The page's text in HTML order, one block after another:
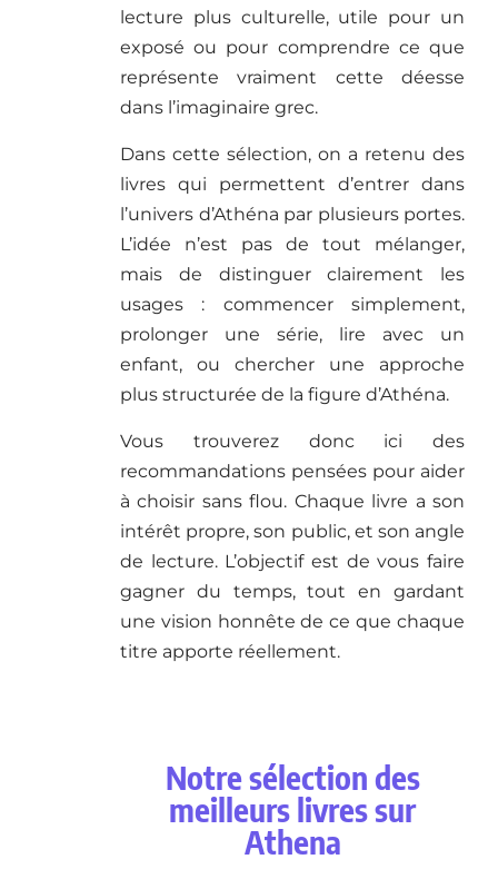
lecture plus culturelle, utile pour un
exposé ou pour comprendre ce que
représente vraiment cette déesse
dans l’imaginaire grec.
Dans cette sélection, on a retenu des
livres qui permettent d’entrer dans
l’univers d’Athéna par plusieurs portes.
L’idée n’est pas de tout mélanger,
mais de distinguer clairement les
usages : commencer simplement,
prolonger une série, lire avec un
enfant, ou chercher une approche
plus structurée de la figure d’Athéna.
Vous trouverez donc ici des
recommandations pensées pour aider
à choisir sans flou. Chaque livre a son
intérêt propre, son public, et son angle
de lecture. L’objectif est de vous faire
gagner du temps, tout en gardant
une vision honnête de ce que chaque
titre apporte réellement.
Notre sélection des
meilleurs livres sur
Athena